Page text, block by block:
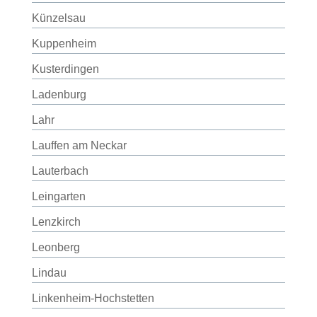
Künzelsau
Kuppenheim
Kusterdingen
Ladenburg
Lahr
Lauffen am Neckar
Lauterbach
Leingarten
Lenzkirch
Leonberg
Lindau
Linkenheim-Hochstetten